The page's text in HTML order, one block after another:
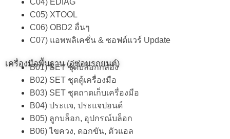
C04) EDIAG
C05) XTOOL
C06) OBD2 อื่นๆ
C07) แอพพลิเคชั่น & ซอฟต์แวร์ Update
เครื่องมือพื้นฐาน (อู่ซ่อมรถยนต์)
B01) SET ชุดบล็อกกล่อง
B02) SET ชุดตู้เครื่องมือ
B03) SET ชุดถาดเก็บเครื่องมือ
B04) ประแจ, ประแจปอนด์
B05) ลูกบล็อก, อุปกรณ์บล็อก
B06) ไขควง, ดอกขัน, ตัวแอล